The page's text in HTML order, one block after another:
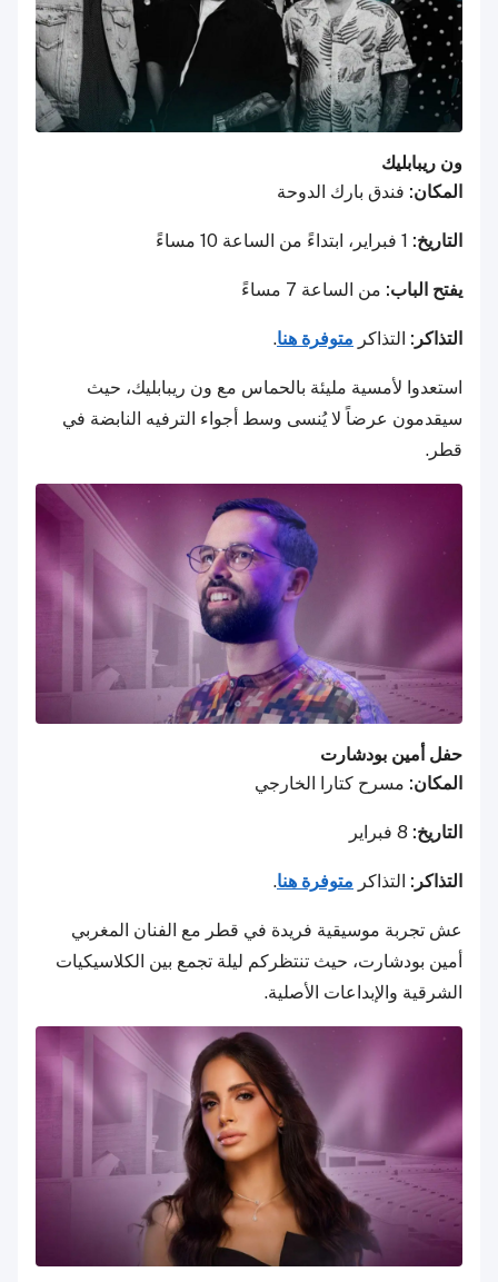
ون ريبابليك
المكان: فندق بارك الدوحة
التاريخ:
يفتح الباب: من الساعة 7 مساءً
التذاكر: التذاكر متوفرة هنا.
استعدوا لأمسية مليئة بالحماس مع ون ريبابليك، حيث
سيقدمون عرضاً لا يُنسى وسط أجواء الترفيه النابضة في
قطر.
حفل أمين بودشارت
المكان: مسرح كتارا الخارجي
التاريخ:
التذاكر: التذاكر متوفرة هنا.
عش تجربة موسيقية فريدة في قطر مع الفنان المغربي
أمين بودشارت، حيث تنتظركم ليلة تجمع بين الكلاسيكيات
الشرقية والإبداعات الأصلية.